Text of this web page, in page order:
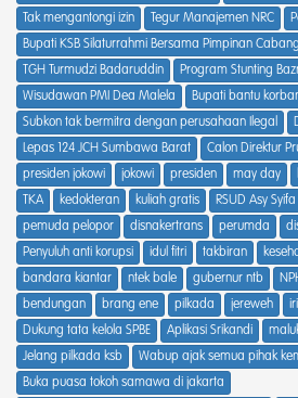
Tak mengantongi izin
Tegur Manajemen NRC
Bupati KSB Silaturrahmi Bersama Pimpinan
TGH Turmudzi Badaruddin
Program Stunting
Wisudawan PMI Dea Malela
Bupati bantu
Subkon tak bermitra dengan perusahaan Ilegal
Lepas 124 JCH Sumbawa Barat
Calon Direktur
presiden jokowi
jokowi presiden may day
TKA
kedokteran kuliah gratis RSUD Asy Syifa
pemuda pelopor
disnakertrans perumda
Penyuluh anti korupsi
idul fitri takbiran
bandara kiantar
ntek bale gubernur ntb
bendungan
brang ene pilkada jereweh
Dukung tata kelola SPBE
Aplikasi Srikandi
Jelang pilkada ksb
Wabup ajak semua pihak
Buka puasa tokoh samawa di jakarta